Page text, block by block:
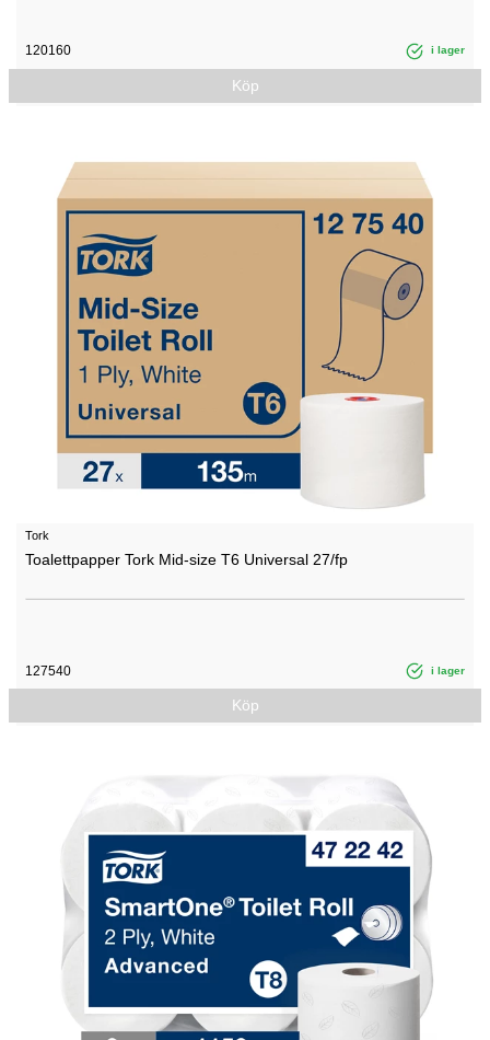
120160 i lager
Köp
Tork
Toalettpapper Tork Mid-size T6 Universal 27/fp
127540 i lager
Köp